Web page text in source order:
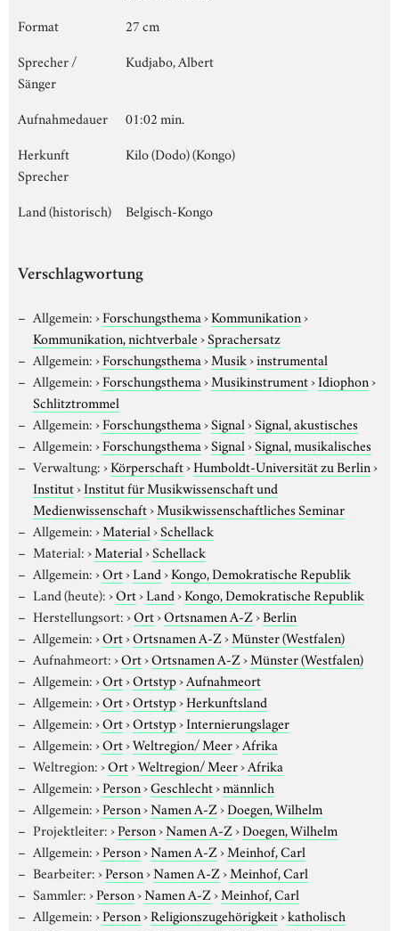
Format
27 cm
Sprecher /
Sänger
Kudjabo, Albert
Aufnahmedauer
01:02 min.
Herkunft
Sprecher
Kilo (Dodo) (Kongo)
Land (historisch) Belgisch-Kongo
Verschlagwortung
Allgemein:›Forschungsthema›Kommunikation›
Kommunikation, nichtverbale›Sprachersatz
Allgemein:›Forschungsthema›Musik›instrumental
Allgemein:›Forschungsthema›Musikinstrument›Idiophon›
Schlitztrommel
Allgemein:›Forschungsthema›Signal›Signal, akustisches
Allgemein:›Forschungsthema›Signal›Signal, musikalisches
Verwaltung:›Körperschaft›Humboldt-Universität zu Berlin›
Institut›Institut für Musikwissenschaft und
Medienwissenschaft›Musikwissenschaftliches Seminar
Allgemein:›Material›Schellack
Material:›Material›Schellack
Allgemein:›Ort›Land›Kongo, Demokratische Republik
Land (heute):›Ort›Land›Kongo, Demokratische Republik
Herstellungsort:›Ort›Ortsnamen A-Z›Berlin
Allgemein:›Ort›Ortsnamen A-Z›Münster (Westfalen)
Aufnahmeort:›Ort›Ortsnamen A-Z›Münster (Westfalen)
Allgemein:›Ort›Ortstyp›Aufnahmeort
Allgemein:›Ort›Ortstyp›Herkunftsland
Allgemein:›Ort›Ortstyp›Internierungslager
Allgemein:›Ort›Weltregion/ Meer›Afrika
Weltregion:›Ort›Weltregion/ Meer›Afrika
Allgemein:›Person›Geschlecht›männlich
Allgemein:›Person›Namen A-Z›Doegen, Wilhelm
Projektleiter:›Person›Namen A-Z›Doegen, Wilhelm
Allgemein:›Person›Namen A-Z›Meinhof, Carl
Bearbeiter:›Person›Namen A-Z›Meinhof, Carl
Sammler:›Person›Namen A-Z›Meinhof, Carl
Allgemein:›Person›Religionszugehörigkeit›katholisch